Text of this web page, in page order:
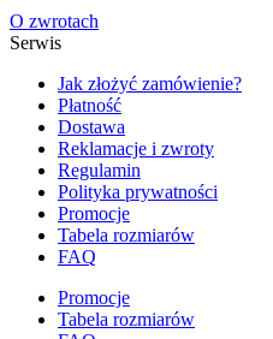
O zwrotach
Serwis
Jak złożyć zamówienie?
Płatność
Dostawa
Reklamacje i zwroty
Regulamin
Polityka prywatności
Promocje
Tabela rozmiarów
FAQ
Promocje
Tabela rozmiarów